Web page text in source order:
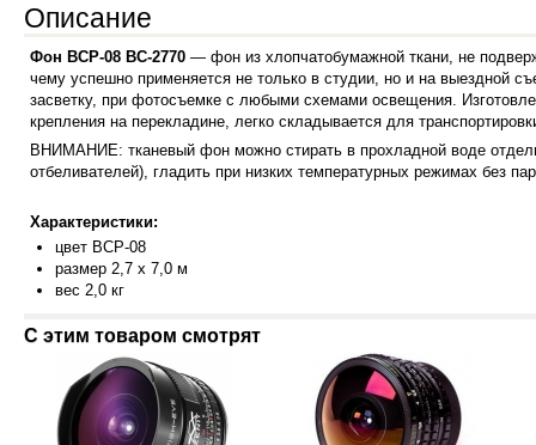
Описание
Фон BCP-08 ВС-2770 — фон из хлопчатобумажной ткани, не
чему успешно применяется не только в студии, но и на выездной
засветку, при фотосъемке с любыми схемами освещения.
крепления на перекладине, легко складывается для
ВНИМАНИЕ: тканевый фон можно стирать в прохладной воде
отбеливателей), гладить при низких температурных режимах без
Характеристики:
цвет BCP-08
размер 2,7 х 7,0 м
вес 2,0 кг
С этим товаром смотрят